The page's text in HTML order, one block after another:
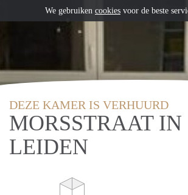
DEZE KAMER IS VERHUURD
MORSSTRAAT IN
LEIDEN
We gebruiken cookies voor de beste